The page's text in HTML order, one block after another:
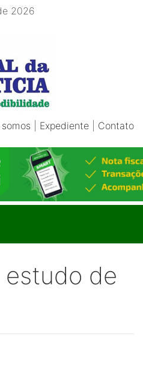
2026
Expediente Contato
estudo de